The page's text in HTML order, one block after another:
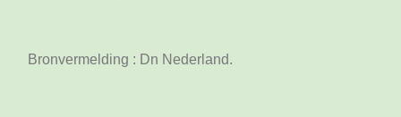
Bronvermelding : Dn Nederland.